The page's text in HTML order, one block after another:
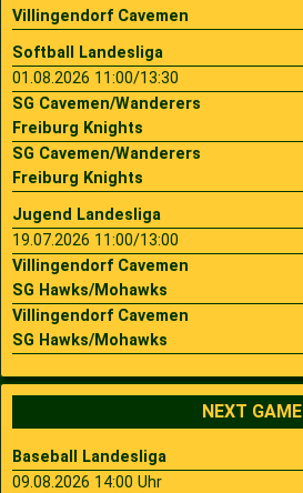
Villingendorf Cavemen
Softball Landesliga
01.08.2026 11:00/13:30
SG Cavemen/Wanderers
Freiburg Knights
SG Cavemen/Wanderers
Freiburg Knights
Jugend Landesliga
19.07.2026 11:00/13:00
Villingendorf Cavemen
SG Hawks/Mohawks
Villingendorf Cavemen
SG Hawks/Mohawks
NEXT GAME
Baseball Landesliga
09.08.2026 14:00 Uhr